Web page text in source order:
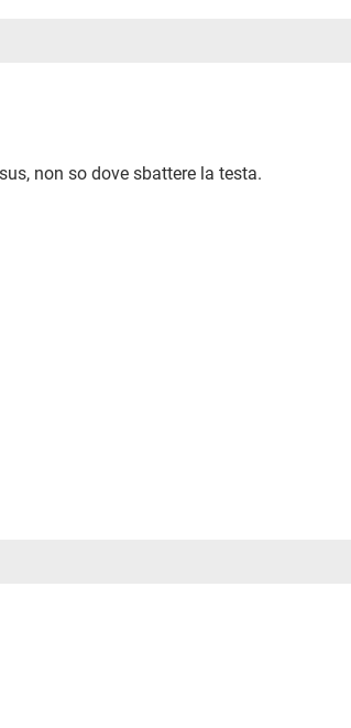
non so dove sbattere la testa.